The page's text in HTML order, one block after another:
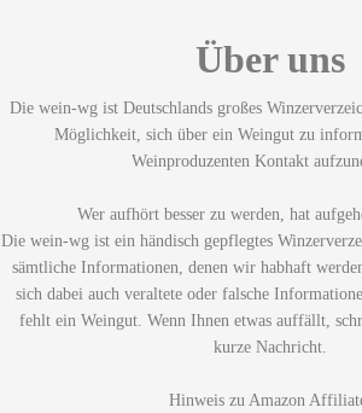
Über uns
Die wein-wg ist Deutschlands großes
Möglichkeit, sich über ein Weingut zu
Weinproduzenten Kontakt
Wer aufhört besser zu werden, hat
Die wein-wg ist ein händisch gepflegtes
sämtliche Informationen, denen wir habhaft
sich dabei auch veraltete oder falsche
fehlt ein Weingut. Wenn Ihnen etwas auffällt,
kurze Nachricht.
Hinweis zu Amazon